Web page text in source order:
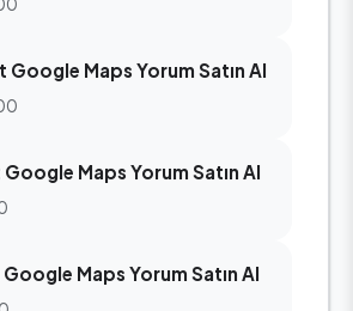
Google Maps Yorum Satın Al
Maps Yorum Satın Al
Maps Yorum Satın Al